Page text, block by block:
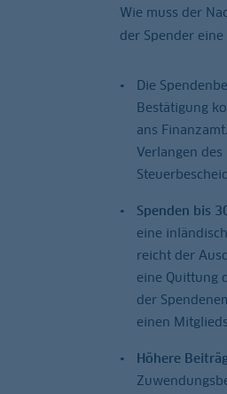
Wie muss der
der Spender
Die
Bestätigung
ans
Verlangen
Spenden bis
eine
reicht der
eine Quittung
der
einen
Höhere